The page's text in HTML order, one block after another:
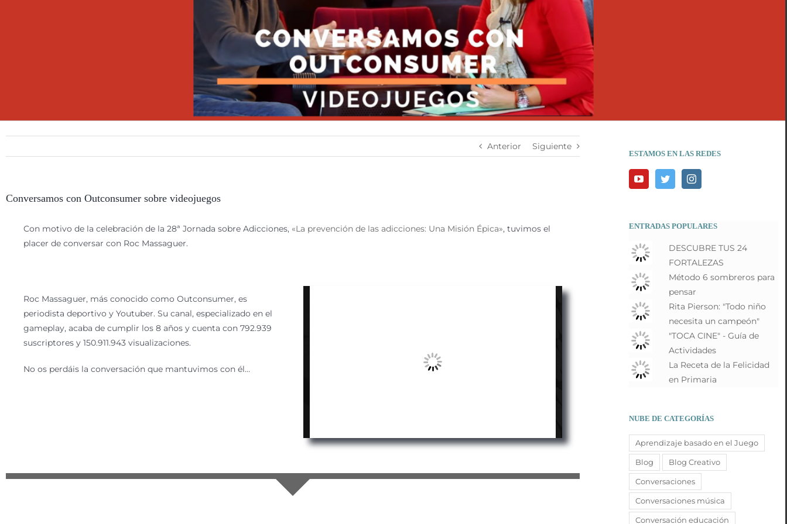
Anterior Siguiente
Conversamos con Outconsumer sobre videojuegos
Con motivo de la celebración de la 28ª Jornada sobre Adicciones, «La prevención de las adicciones: Una Misión Épica», tuvimos el
placer de conversar con Roc Massaguer.
Roc Massaguer, más conocido como Outconsumer, es
periodista deportivo y Youtuber. Su canal, especializado en el
gameplay, acaba de cumplir los 8 años y cuenta con 792.939
suscriptores y 150.911.943 visualizaciones.
No os perdáis la conversación que mantuvimos con él…
ESTAMOS EN LAS REDES
ENTRADAS POPULARES
DESCUBRE TUS 24
FORTALEZAS
Método 6 sombreros para
pensar
Rita Pierson: "Todo niño
necesita un campeón"
"TOCA CINE" - Guía de
Actividades
La Receta de la Felicidad
en Primaria
NUBE DE CATEGORÍAS
Aprendizaje basado en el Juego
Blog Blog Creativo
Conversaciones
Conversaciones música
Conversación educación